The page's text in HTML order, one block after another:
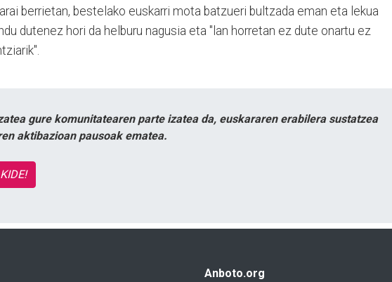
berrietan, bestelako euskarri mota batzueri bultzada eman eta lekua
dutenez hori da helburu nagusia eta "lan horretan ez dute onartu ez
gure komunitatearen parte izatea da, euskararen erabilera sustatzea
aktibazioan pausoak ematea.
Anboto.org